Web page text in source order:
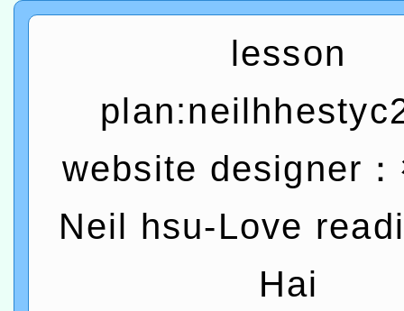
「數位內容與教學軟體線
有關大陸委員會函釋公務
赴陸應申請許可一案
轉知經濟部水利署委託財
研究院辦理「115年表揚
115年8月22日(星期六)辦
航」
2026年桃園地景藝術節教
適應運動共學行動站研習
lesson
website designer
Neil hsu-Love
Hai